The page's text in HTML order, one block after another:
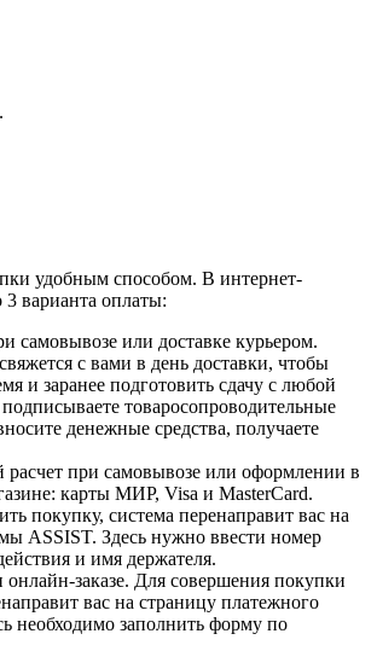
удобным способом. В интернет-
3 варианта оплаты:
самовывозе или доставке курьером.
с вами в день доставки, чтобы
и заранее подготовить сдачу с любой
товаросопроводительные
денежные средства, получаете
расчет при самовывозе или оформлении в
карты МИР, Visa и MasterCard.
покупку, система перенаправит вас на
ASSIST. Здесь нужно ввести номер
и имя держателя.
заказе. Для совершения покупки
вас на страницу платежного
необходимо заполнить форму по